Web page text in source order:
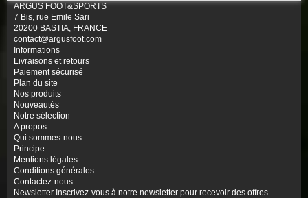
ARGUS FOOT&SPORTS
7 Bis, rue Emile Sari
20200 BASTIA, FRANCE
contact@argusfoot.com
Informations
Livraisons et retours
Paiement sécurisé
Plan du site
Nos produits
Nouveautés
Notre sélection
A propos
Qui sommes-nous
Principe
Mentions légales
Conditions générales
Contactez-nous
Newsletter Inscrivez-vous à notre newsletter pour recevoir des offres